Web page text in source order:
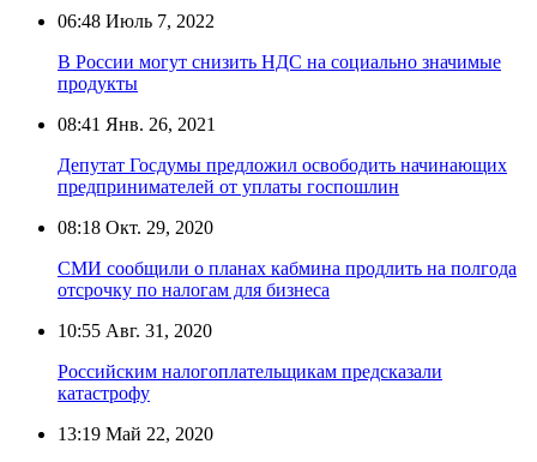
06:48 Июль 7, 2022
В России могут снизить НДС на социально значимые
продукты
08:41 Янв. 26, 2021
Депутат Госдумы предложил освободить начинающих
предпринимателей от уплаты госпошлин
08:18 Окт. 29, 2020
СМИ сообщили о планах кабмина продлить на полгода
отсрочку по налогам для бизнеса
10:55 Авг. 31, 2020
Российским налогоплательщикам предсказали
катастрофу
13:19 Май 22, 2020